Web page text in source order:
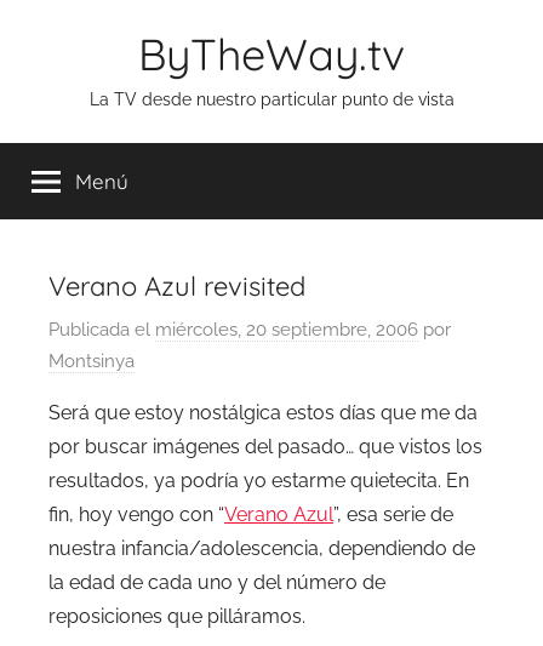
ByTheWay.tv
La TV desde nuestro particular punto de vista
Menú
Verano Azul revisited
Publicada el miércoles, 20 septiembre, 2006 por
Montsinya
Será que estoy nostálgica estos días que me da
por buscar imágenes del pasado… que vistos los
resultados, ya podría yo estarme quietecita. En
fin, hoy vengo con “Verano Azul”, esa serie de
nuestra infancia/adolescencia, dependiendo de
la edad de cada uno y del número de
reposiciones que pilláramos.